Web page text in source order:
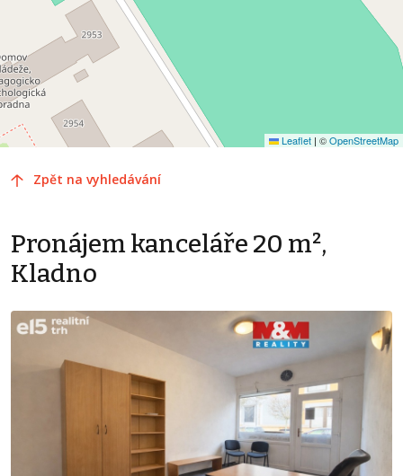
Leaflet | ©OpenStreetMap
Zpět na vyhledávání
Pronájem kanceláře 20 m²,
Kladno